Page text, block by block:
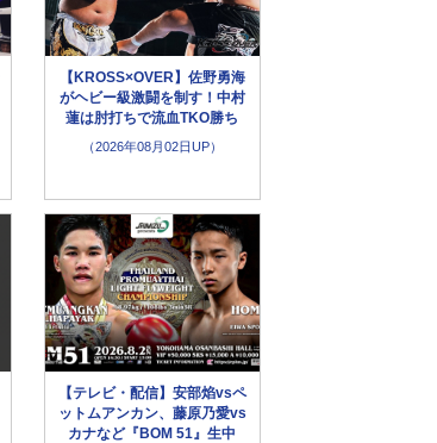
【KROSS×OVER】佐野勇海
がヘビー級激闘を制す！中村
蓮は肘打ちで流血TKO勝ち
（2026年08月02日UP）
【テレビ・配信】安部焰vsペ
ットムアンカン、藤原乃愛vs
カナなど『BOM 51』生中